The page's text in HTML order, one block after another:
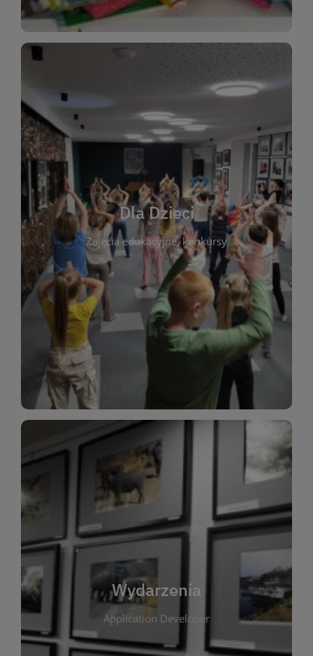
Dla Dzieci
Zajęcia edukacyjne, konkursy
Dla Dzieci
To miejsce stworzone z myślą o najmłodszych
czytelnikach i ich rodzicach. Znajdziesz tu
informacje o zajęciach edukacyjnych, konkursach
plastycznych i spotkaniach z autorami książek dla
dzieci. Biblioteka oferuje bogaty wybór bajek,
opowiadań i lektur szkolnych, a także przyjazny
kącik do wspólnego czytania. Pragniemy
rozbudzać miłość do książek od najmłodszych lat.
Zapraszamy do wspólnej zabawy i odkrywania
świata literatury!
WIĘCEJ
Wydarzenia
Application Developer
Wydarzenia
W tej zakładce publikujemy informacje o
wszystkich wydarzeniach organizowanych przez
bibliotekę. Znajdziesz tu zapowiedzi spotkań
autorskich, warsztatów, prelekcji i zajęć
tematycznych dla różnych grup wiekowych. Każde
wydarzenie ma na celu promowanie kultury
czytelniczej oraz integrację społeczności lokalnej.
Dzięki kalendarzowi wydarzeń możesz łatwo